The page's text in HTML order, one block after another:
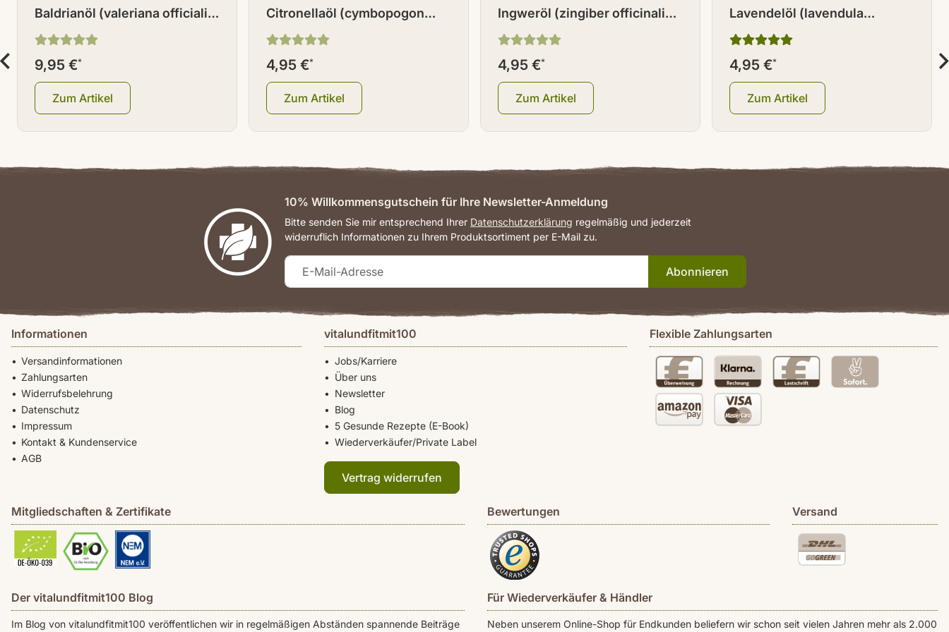
Baldrianöl (valeriana officialis
L.) 10 ml
9,95 €*
Zum Artikel
Citronellaöl (cymbopogon
winterianus) 10 ml
4,95 €*
Zum Artikel
Ingweröl (zingiber officinalis)
10 ml
4,95 €*
Zum Artikel
Lavendelöl (lavendula
officinalis) 10 ml
4,95 €*
Zum Artikel
Informationen
Versandinformationen
Zahlungsarten
Widerrufsbelehrung
Datenschutz
Impressum
Kontakt & Kundenservice
AGB
vitalundfitmit100
Jobs/Karriere
Über uns
Newsletter
Blog
5 Gesunde Rezepte (E-Book)
Wiederverkäufer/Private Label
Vertrag widerrufen
Flexible Zahlungsarten
Mitgliedschaften & Zertifikate Bewertungen Versand
Der vitalundfitmit100 Blog
Im Blog von vitalundfitmit100 veröffentlichen wir in regelmäßigen Abständen spannende Beiträge
Für Wiederverkäufer & Händler
Neben unserem Online-Shop für Endkunden beliefern wir schon seit vielen Jahren mehr als 2.000
10% Willkommensgutschein für Ihre Newsletter-Anmeldung
Bitte senden Sie mir entsprechend Ihrer Datenschutzerklärung regelmäßig und jederzeit
widerruflich Informationen zu Ihrem Produktsortiment per E-Mail zu.
Abonnieren